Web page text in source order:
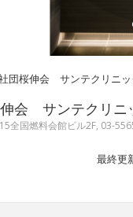
団桜伸会 サンテクリニッ
会 サンテクリニ
全国燃料会館ビル2F, 03-
最終更